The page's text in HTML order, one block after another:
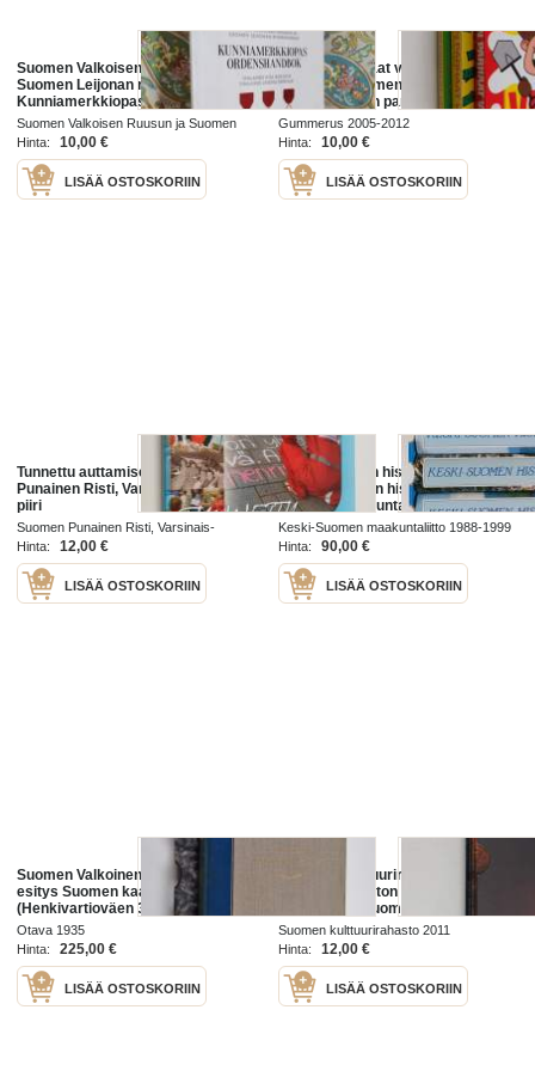
Suomen Valkoisen Ruusun ja
Suomen Leijonan ritarikunnat :
Kunniamerkkiopas - Finlands Vita
Ros och Finlands Lejons ordnar : -
Ordenshandbok
Suomen Valkoisen Ruusun ja Suomen
Leijonan ritarikunnat 2017
Hinta: 10,00 €
LISÄÄ OSTOSKORIIN
Suomen parhaat vitsit -paketti
(3kirjaa) : Suomen parhaat vitsit
2005 ; Suomen parhaat vitsit 2010
; Suomen parhaat vitsit 2013
Gummerus 2005-2012
Hinta:
10,00 €
LISÄÄ OSTOSKORIIN
Tunnettu auttamisesta : Suomen
Punainen Risti, Varsinais-Suomen
piiri
Suomen Punainen Risti, Varsinais-
Suomen piiri 2010
Hinta: 12,00 €
LISÄÄ OSTOSKORIIN
Keski-Suomen historia 1-3 : Keski-
Suomen vanhin historia ; Keski-
Suomen maakunta-ajatuksen
synnystä itsenäisyyden aikaan ;
Keski-Suomi itsenäisyyden aikana
Keski-Suomen maakuntaliitto 1988-1999
Hinta:
90,00 €
LISÄÄ OSTOSKORIIN
Suomen Valkoinen kaarti : lyhyt
esitys Suomen kaartin
(Henkivartioväen 3. Suomen
Tarkk'ampujapataljoonan) ja
Suomen Valkoisen kaartin
historiasta (suojakotelossa)
Otava 1935
Hinta:
225,00 €
LISÄÄ OSTOSKORIIN
Suomen Kulttuurirahasto : Suomen
Kulttuurirahaston Vuosikertomus
2009-2010 ; Suomen
Kulttuurirahaston Apurahat 2009-
2010 ; Taiteella suuntaa elämään
Suomen kulttuurirahasto 2011
Hinta:
12,00 €
LISÄÄ OSTOSKORIIN